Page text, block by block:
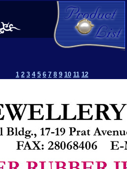
1 2 3 4 5 6 7 8 9 10 11 12